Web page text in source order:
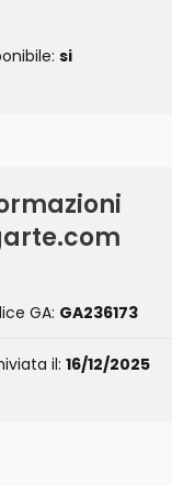
si
GA: GA236173
il: 16/12/2025